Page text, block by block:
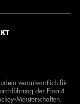
verantwortlich für
der Final4
Meisterschaften.